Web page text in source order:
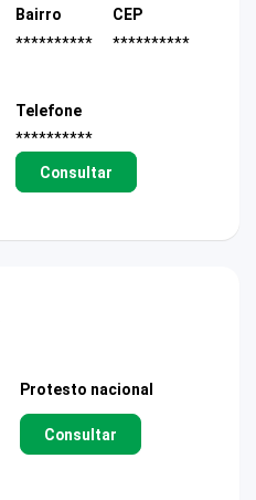
Bairro
**********
CEP
**********
Telefone
**********
Consultar
Protesto nacional
Consultar